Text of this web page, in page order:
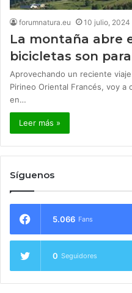
forumnatura.eu 10 julio, 2024
La montaña abre
bicicletas son
Aprovechando un reciente
Pirineo Oriental Francés, voy a
en…
Leer más »
Síguenos
5.066 Fans
0 Seguidores